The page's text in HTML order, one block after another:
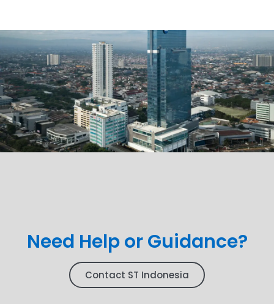
Need Help or Guidance?
Contact ST Indonesia